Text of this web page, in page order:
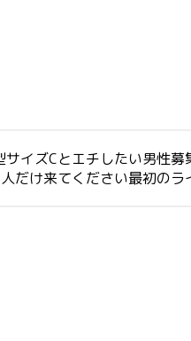
イズCとエチしたい男性
け来てください最初の